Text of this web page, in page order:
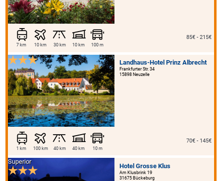
7 km 10 km 30 km 10 km 100 m
85€ - 215€
Landhaus-Hotel Prinz Albrecht
Frankfurter Str. 34
15898 Neuzelle
1 km 100 km 40 km 40 km 10 m
70€ - 145€
Hotel Grosse Klus
Am Klusbrink 19
31675 Bückeburg
Superior